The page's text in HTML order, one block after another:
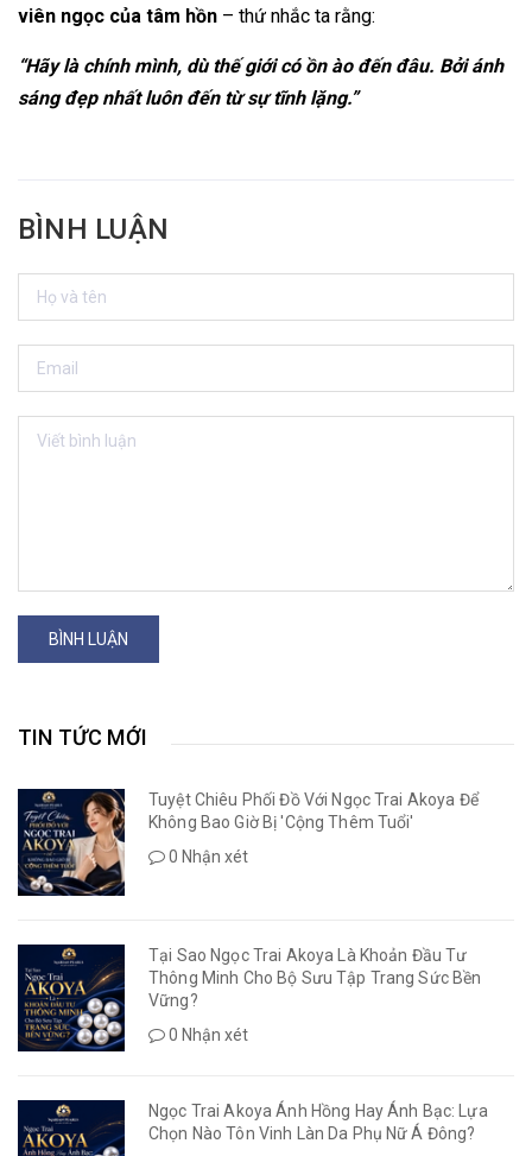
viên ngọc của tâm hồn – thứ nhắc ta rằng:
“Hãy là chính mình, dù thế giới có ồn ào đến đâu. Bởi ánh
sáng đẹp nhất luôn đến từ sự tĩnh lặng.”
BÌNH LUẬN
BÌNH LUẬN
TIN TỨC MỚI
Tuyệt Chiêu Phối Đồ Với Ngọc Trai Akoya Để
Không Bao Giờ Bị 'Cộng Thêm Tuổi'
0 Nhận xét
Tại Sao Ngọc Trai Akoya Là Khoản Đầu Tư
Thông Minh Cho Bộ Sưu Tập Trang Sức Bền
Vững?
0 Nhận xét
Ngọc Trai Akoya Ánh Hồng Hay Ánh Bạc: Lựa
Chọn Nào Tôn Vinh Làn Da Phụ Nữ Á Đông?